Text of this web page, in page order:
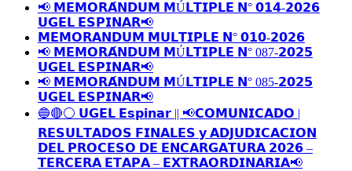
📢 𝗠𝗘𝗠𝗢𝗥𝗔́𝗡𝗗𝗨𝗠 𝗠Ú𝗟𝗧𝗜𝗣𝗟𝗘 𝗡° 𝟬𝟭𝟰-𝟮𝟬𝟮𝟲
𝗨𝗚𝗘𝗟 𝗘𝗦𝗣𝗜𝗡𝗔𝗥📢
𝗠𝗘𝗠𝗢𝗥𝗔𝗡𝗗𝗨𝗠 𝗠𝗨𝗟𝗧𝗜𝗣𝗟𝗘 𝗡° 𝟬𝟭𝟬-𝟮𝟬𝟮𝟲
📢 𝗠𝗘𝗠𝗢𝗥𝗔́𝗡𝗗𝗨𝗠 𝗠Ú𝗟𝗧𝗜𝗣𝗟𝗘 𝗡° 087-𝟮𝟬𝟮𝟱
𝗨𝗚𝗘𝗟 𝗘𝗦𝗣𝗜𝗡𝗔𝗥📢
📢 𝗠𝗘𝗠𝗢𝗥𝗔́𝗡𝗗𝗨𝗠 𝗠Ú𝗟𝗧𝗜𝗣𝗟𝗘 𝗡° 085-𝟮𝟬𝟮𝟱
𝗨𝗚𝗘𝗟 𝗘𝗦𝗣𝗜𝗡𝗔𝗥📢
🔵🔴⚪️ 𝗨𝗚𝗘𝗟 𝗘𝘀𝗽𝗶𝗻𝗮𝗿 || 📢𝗖𝗢𝗠𝗨𝗡𝗜𝗖𝗔𝗗𝗢 |
𝗥𝗘𝗦𝗨𝗟𝗧𝗔𝗗𝗢𝗦 𝗙𝗜𝗡𝗔𝗟𝗘𝗦 𝘆 𝗔𝗗𝗝𝗨𝗗𝗜𝗖𝗔𝗖𝗜𝗢𝗡
𝗗𝗘𝗟 𝗣𝗥𝗢𝗖𝗘𝗦𝗢 𝗗𝗘 𝗘𝗡𝗖𝗔𝗥𝗚𝗔𝗧𝗨𝗥𝗔 𝟮𝟬𝟮𝟲 –
𝗧𝗘𝗥𝗖𝗘𝗥𝗔 𝗘𝗧𝗔𝗣𝗔 – 𝗘𝗫𝗧𝗥𝗔𝗢𝗥𝗗𝗜𝗡𝗔𝗥𝗜𝗔📢